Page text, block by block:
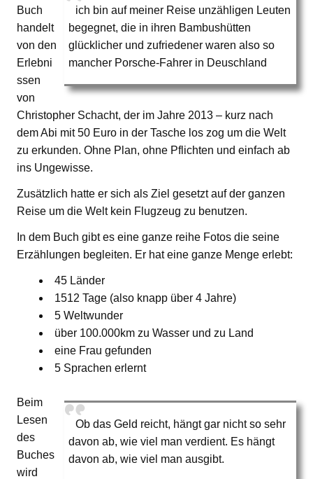
ich bin auf meiner Reise unzähligen Leuten
begegnet, die in ihren Bambushütten
glücklicher und zufriedener waren also so
mancher Porsche-Fahrer in Deuschland
Buch
handelt
von den
Erlebni
ssen
von
Christopher Schacht, der im Jahre 2013 – kurz nach
dem Abi mit 50 Euro in der Tasche los zog um die Welt
zu erkunden. Ohne Plan, ohne Pflichten und einfach ab
ins Ungewisse.
Zusätzlich hatte er sich als Ziel gesetzt auf der ganzen
Reise um die Welt kein Flugzeug zu benutzen.
In dem Buch gibt es eine ganze reihe Fotos die seine
Erzählungen begleiten. Er hat eine ganze Menge erlebt:
45 Länder
1512 Tage (also knapp über 4 Jahre)
5 Weltwunder
über 100.000km zu Wasser und zu Land
eine Frau gefunden
5 Sprachen erlernt
Ob das Geld reicht, hängt gar nicht so sehr
davon ab, wie viel man verdient. Es hängt
davon ab, wie viel man ausgibt.
Beim
Lesen
des
Buches
wird